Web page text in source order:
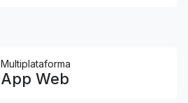
Multiplataforma
App Web